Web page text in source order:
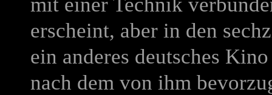
erscheint, aber in den
ein anderes deutsches
nach dem von ihm